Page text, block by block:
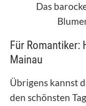
Das
Für Romantiker:
Mainau
Übrigens kannst
den schönsten